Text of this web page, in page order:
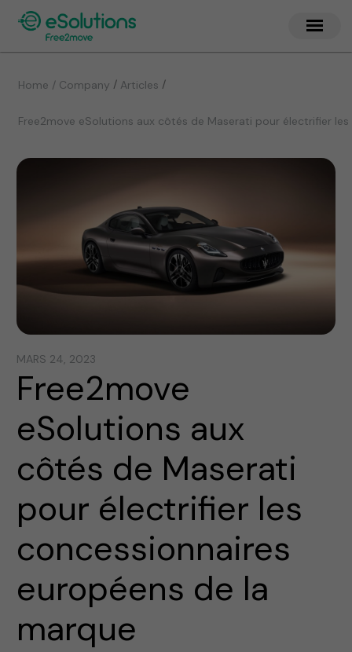
Home / Company / Articles /
Free2move eSolutions aux côtés de Maserati pour électrifier
MARS 24, 2023
Free2move
eSolutions aux
côtés de Maserati
pour électrifier les
concessionnaires
européens de la
marque